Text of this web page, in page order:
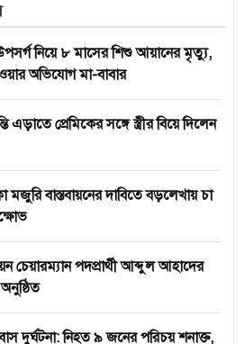
নিয়ে ৮ মাসের শিশু আয়ানের মৃত্যু,
অভিযোগ মা-বাবার
এড়াতে প্রেমিকের সঙ্গে স্ত্রীর বিয়ে দিলেন
মজুরি বাস্তবায়নের দাবিতে বড়লেখায় চা
চেয়ারম্যান পদপ্রার্থী আব্দুল আহাদের
দুর্ঘটনা: নিহত ৯ জনের পরিচয় শনাক্ত,